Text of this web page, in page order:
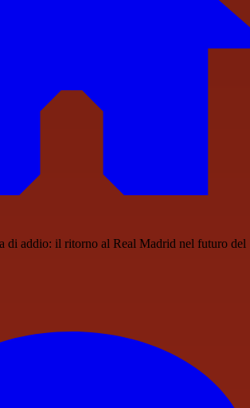
di addio: il ritorno al Real Madrid nel futuro del